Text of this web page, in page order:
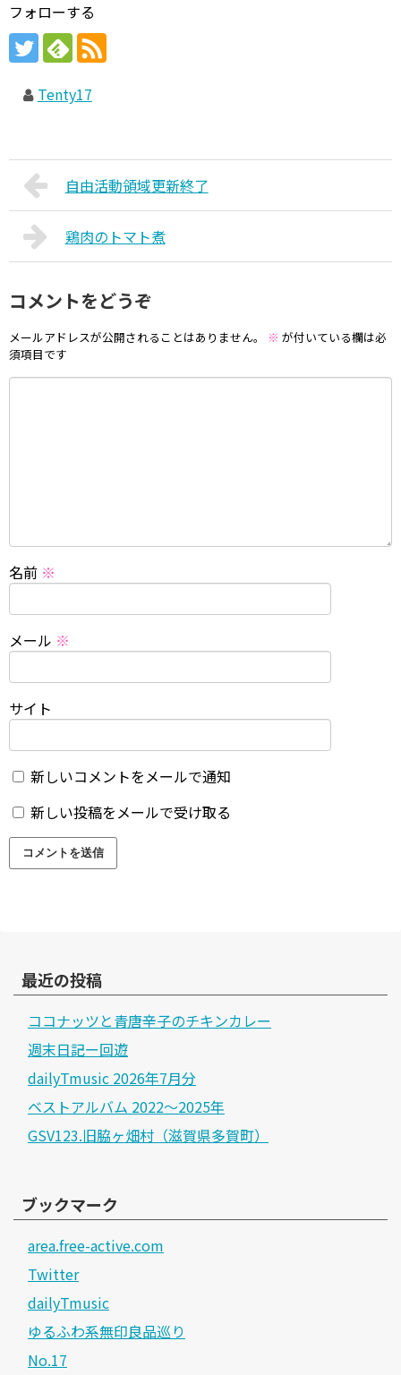
フォローする
Tenty17
自由活動領域更新終了
鶏肉のトマト煮
コメントをどうぞ
メールアドレスが公開されることはありません。 ※ が付いている欄は必
須項目です
名前 ※
メール ※
サイト
新しいコメントをメールで通知
新しい投稿をメールで受け取る
最近の投稿
ココナッツと青唐辛子のチキンカレー
週末日記ー回遊
dailyTmusic 2026年7月分
ベストアルバム 2022～2025年
GSV123.旧脇ヶ畑村（滋賀県多賀町）
ブックマーク
area.free-active.com
Twitter
dailyTmusic
ゆるふわ系無印良品巡り
No.17